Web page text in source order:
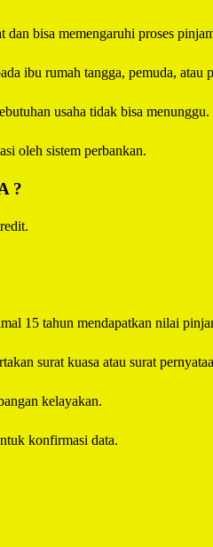
bisa memengaruhi proses
ibu rumah tangga, pemuda, atau
usaha tidak bisa menunggu.
oleh sistem perbankan.
?
15 tahun mendapatkan nilai
surat kuasa atau surat
kelayakan.
konfirmasi data.